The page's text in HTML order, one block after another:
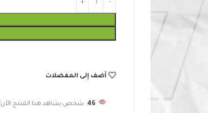
أضف إلى المفضلات
46 شخص يشاهد هذا المنتج الآن!